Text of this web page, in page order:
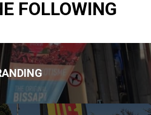
FOLLOWING